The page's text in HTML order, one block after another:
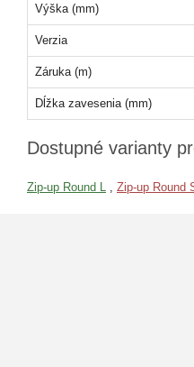
Výška (mm)
Verzia
Záruka (m)
Dĺžka zavesenia (mm)
Dostupné varianty
Zip-up Round L Zip-up Round